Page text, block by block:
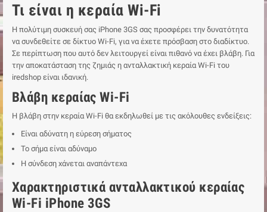
Τι είναι η κεραία Wi-Fi
Η πολύτιμη συσκευή σας iPhone 3GS σας προσφέρει την δυνατότητα
να συνδεθείτε σε δίκτυο Wi-Fi, για να έχετε πρόσβαση στο διαδίκτυο.
Σε περίπτωση που αυτό δεν λειτουργεί είναι πιθανό να έχει βλάβη. Για
την αποκατάσταση της ζημιάς η ανταλλακτική κεραία Wi-Fi του
iredshop είναι ιδανική.
Βλάβη κεραίας Wi-Fi
Η βλάβη στην κεραία Wi-Fi θα εκδηλωθεί με τις ακόλουθες ενδείξεις:
Είναι αδύνατη η εύρεση σήματος
Το σήμα είναι αδύναμο
Η σύνδεση χάνεται αναπάντεχα
Χαρακτηριστικά ανταλλακτικού κεραίας
Wi-Fi iPhone 3GS